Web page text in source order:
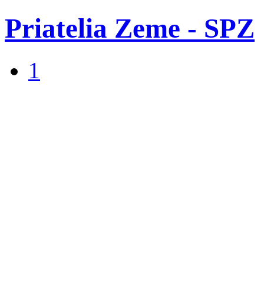
Priatelia Zeme - SPZ
1